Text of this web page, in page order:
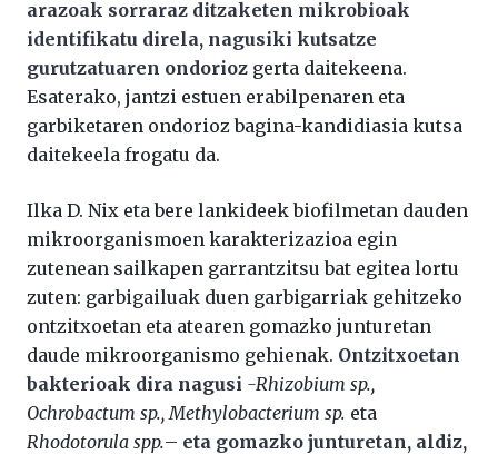
arazoak sorraraz ditzaketen mikrobioak
identifikatu direla, nagusiki kutsatze
gurutzatuaren ondorioz gerta daitekeena.
Esaterako, jantzi estuen erabilpenaren eta
garbiketaren ondorioz bagina-kandidiasia kutsa
daitekeela frogatu da.
Ilka D. Nix eta bere lankideek biofilmetan dauden
mikroorganismoen karakterizazioa egin
zutenean sailkapen garrantzitsu bat egitea lortu
zuten: garbigailuak duen garbigarriak gehitzeko
ontzitxoetan eta atearen gomazko junturetan
daude mikroorganismo gehienak. Ontzitxoetan
bakterioak dira nagusi -Rhizobium sp.,
Ochrobactum sp., Methylobacterium sp. eta
Rhodotorula spp.– eta gomazko junturetan, aldiz,